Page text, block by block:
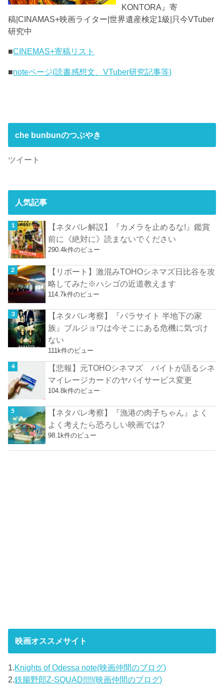
KONTORA』寄
稿|CINAMAS+映画ライター|世界遺産検定1級|只今VTuber
研究中
■CINEMAS+寄稿リスト
■noteページ(読書感想文、VTuber研究記事等)
che bunbunのつぶやき
ツイート
人気記事
【ネタバレ解説】『カメラを止めるな!』鑑賞
前に《絶対に》読まないでください
290.4k件のビュー
【リポート】激混みTOHOシネマズ日比谷を攻
略してみた※ハシゴの近道教えます
114.7k件のビュー
【ネタバレ考察】『パラサイト 半地下の家
族』ブルジョワは今そこにある危機に気づけ
ない
111k件のビュー
【悲報】元TOHOシネマズ バイトが語るシネ
マイレージカードのヤバイサービス変更
104.8k件のビュー
【ネタバレ考察】『漁港の肉子ちゃん』よく
よく考えたら恐ろしい映画では?
98.1k件のビュー
映画オススメサイト
1.Knights of Odessa note(映画仲間のブログ)
2.鉄腸野郎Z-SQUAD!!!!!(映画仲間のブログ)